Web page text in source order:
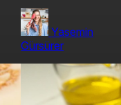
Yasemin
Gürsürer